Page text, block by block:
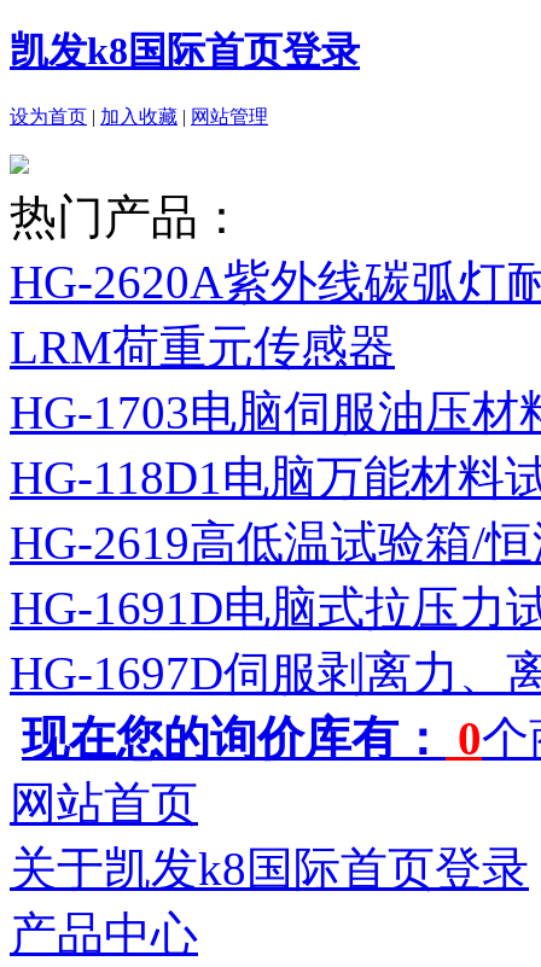
凯发k8国际首页登录
设为首页 | 加入收藏 | 网站管理
热门产品：
HG-2620A紫外线碳弧灯
LRM荷重元传感器
HG-1703电脑伺服油压材
HG-118D1电脑万能材料
HG-2619高低温试验箱/
HG-1691D电脑式拉压力
HG-1697D伺服剥离力、
现在您的询价库有：
0个
网站首页
关于凯发k8国际首页登录
产品中心